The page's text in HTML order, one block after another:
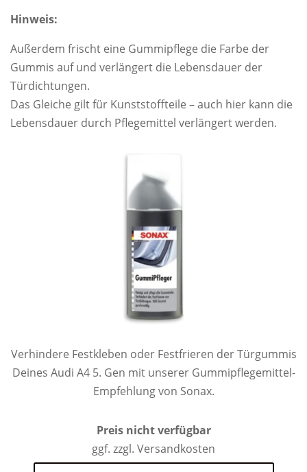
Hinweis:
Außerdem frischt eine Gummipflege die Farbe der
Gummis auf und verlängert die Lebensdauer der
Türdichtungen.
Das Gleiche gilt für Kunststoffteile – auch hier kann die
Lebensdauer durch Pflegemittel verlängert werden.
Verhindere Festkleben oder Festfrieren der Türgummis
Deines Audi A4 5. Gen mit unserer Gummipflegemittel-
Empfehlung von Sonax.
Preis nicht verfügbar
ggf. zzgl. Versandkosten